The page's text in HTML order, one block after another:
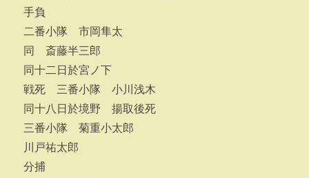
手負
二番小隊 市岡隼太
同 斎藤半三郎
同十二日於宮ノ下
戦死 三番小隊 小川浅木
同十八日於境野 揚取後死
三番小隊 菊重小太郎
川戸祐太郎
分捕